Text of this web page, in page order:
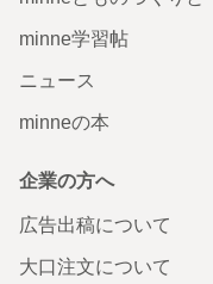
minne学習帖
ニュース
minneの本
企業の方へ
広告出稿について
大口注文について